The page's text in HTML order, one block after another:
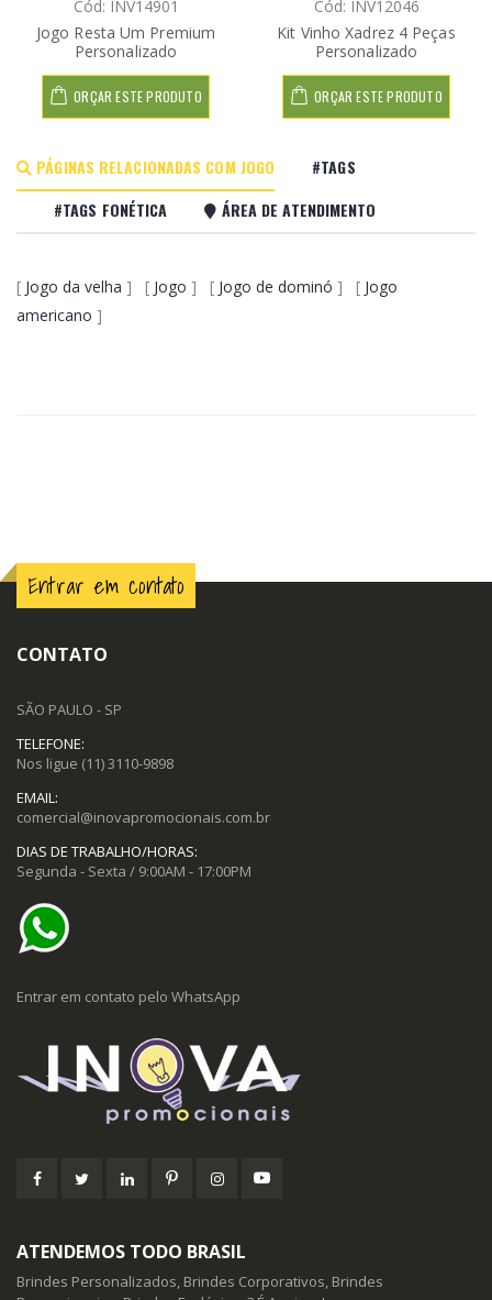
Cód: INV14901
Jogo Resta Um Premium
Personalizado
ORÇAR ESTE PRODUTO
Cód: INV12046
Kit Vinho Xadrez 4 Peças
Personalizado
ORÇAR ESTE PRODUTO
PÁGINAS RELACIONADAS COM JOGO
#TAGS
#TAGS FONÉTICA
ÁREA DE ATENDIMENTO
[ Jogo da velha ] [ Jogo ] [ Jogo de dominó ] [ Jogo
americano ]
Entrar em contato
CONTATO
SÃO PAULO - SP
TELEFONE:
Nos ligue (11) 3110-9898
EMAIL:
comercial@inovapromocionais.com.br
DIAS DE TRABALHO/HORAS:
Segunda - Sexta / 9:00AM - 17:00PM
Entrar em contato pelo WhatsApp
ATENDEMOS TODO BRASIL
Brindes Personalizados, Brindes Corporativos, Brindes